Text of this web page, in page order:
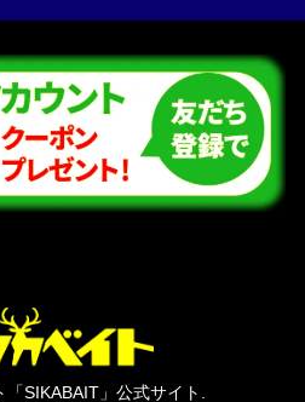
SIKABAIT」公式サイト.